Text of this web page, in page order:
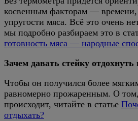
косвенным факторам — времени,
упругости мяса. Всё это очень
мы подробно разбираем это в
готовность мяса — народные
Зачем давать стейку отдохнуть
Чтобы он получился более
равномерно прожаренным. О
происходит, читайте в статье
отдыхать?